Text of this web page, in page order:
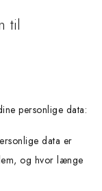
til
personlige data:
data er
og hvor længe